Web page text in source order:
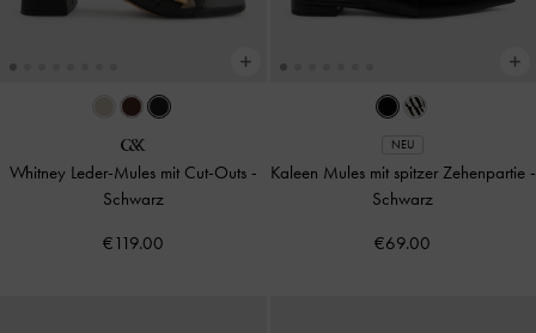
Whitney Leder-Mules mit Cut-Outs -
Schwarz
€119.00
NEU
Kaleen Mules mit spitzer Zehenpartie -
Schwarz
€69.00